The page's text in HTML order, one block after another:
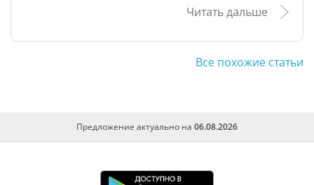
Читать дальше
Все похожие статьи
Предложение актуально на 06.08.2026